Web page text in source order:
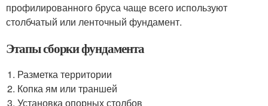
профилированного бруса чаще всего используют
столбчатый или ленточный фундамент.
Этапы сборки фундамента
Разметка территории
Копка ям или траншей
Установка опорных столбов